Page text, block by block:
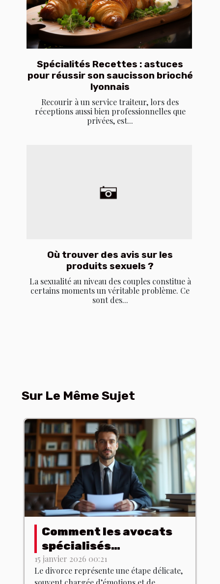
Spécialités Recettes : astuces
pour réussir son saucisson brioché
lyonnais
Recourir à un service traiteur, lors des
réceptions aussi bien professionnelles que
privées, est...
Où trouver des avis sur les
produits sexuels ?
La sexualité au niveau des couples constitue à
certains moments un véritable problème. Ce
sont des...
Sur Le Même Sujet
Comment les avocats
spécialisés
accompagnent dans
les procédures de
15 janvier 2026 00:21
Le divorce représente une étape délicate,